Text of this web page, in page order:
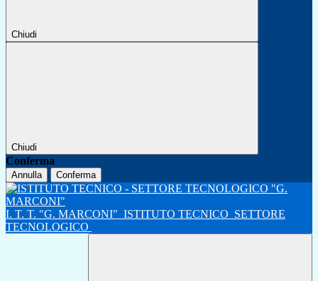
Chiudi
Chiudi
Conferma
Annulla Conferma
I. T. T. "G. MARCONI" ISTITUTO TECNICO SETTORE
TECNOLOGICO